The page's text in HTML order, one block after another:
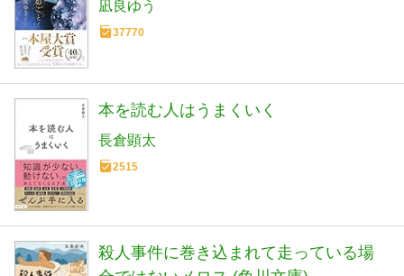
凪良ゆう
37770
本を読む人はうまくいく
長倉顕太
2515
殺人事件に巻き込まれて走っている場